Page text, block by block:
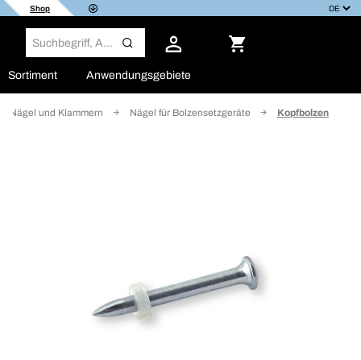
Shop
Sortiment Anwendungsgebiete
Nägel und Klammern Nägel für Bolzensetzgeräte Kopfbolzen